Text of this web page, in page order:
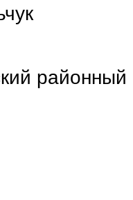
районный